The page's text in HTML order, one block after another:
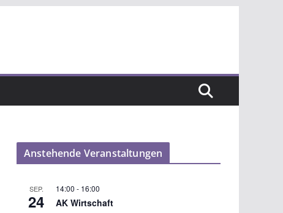
Anstehende Veranstaltungen
SEP.
24
14:00 - 16:00
AK Wirtschaft